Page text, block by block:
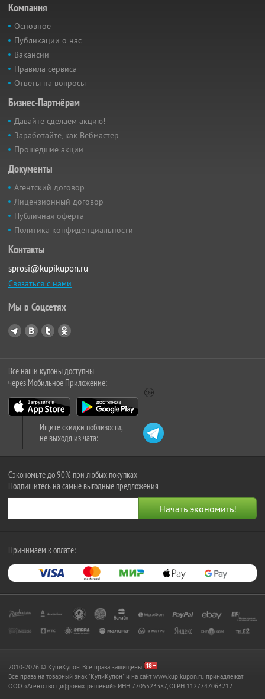
Компания
Основное
Публикации о нас
Вакансии
Правила сервиса
Ответы на вопросы
Бизнес-Партнёрам
Давайте сделаем акцию!
Заработайте, как Вебмастер
Прошедшие акции
Документы
Агентский договор
Лицензионный договор
Публичная оферта
Политика конфиденциальности
Контакты
sprosi@kupikupon.ru
Связаться с нами
Мы в Соцсетях
Все наши купоны доступны
через Мобильное Приложение:
Ищите скидки поблизости,
не выходя из чата:
Сэкономьте до 90% при любых покупках
Подпишитесь на самые выгодные предложения
Принимаем к оплате:
2010-2026 © КупиКупон. Все права защищены.
Все права на товарный знак "КупиКупон" и на сайт www.kupikupon.ru принадлежат
OOO «Агентство цифровых решений» ИНН 7705523387, ОГРН 1127747063212